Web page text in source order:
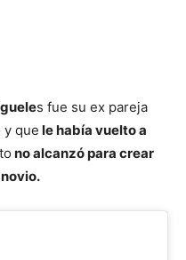
s fue su ex pareja
y que le había vuelto a
no alcanzó para crear